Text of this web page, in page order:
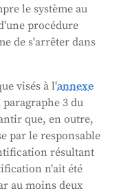
le système au
procédure
de s'arrêter dans
visés à l'annexe
paragraphe 3 du
que, en outre,
par le responsable
résultant
n'ait été
au moins deux